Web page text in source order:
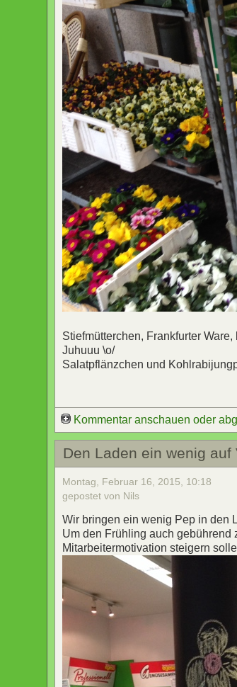
Stiefmütterchen, Frankfurter Ware,
Juhuuu \o/
Salatpflänzchen und
Kommentar anschauen oder
Den Laden ein wenig auf
Montag, Februar 16, 2015, 10:18
gepostet von Nils
Wir bringen ein wenig Pep in den
Um den Frühling auch
Mitarbeitermotivation steigern